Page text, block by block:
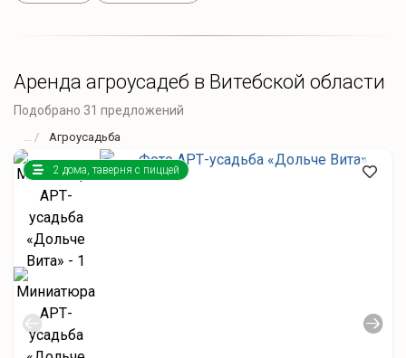
Аренда агроусадеб в Витебской области
Подобрано 31 предложений
Агроусадьба
2 дома, таверня с пиццей